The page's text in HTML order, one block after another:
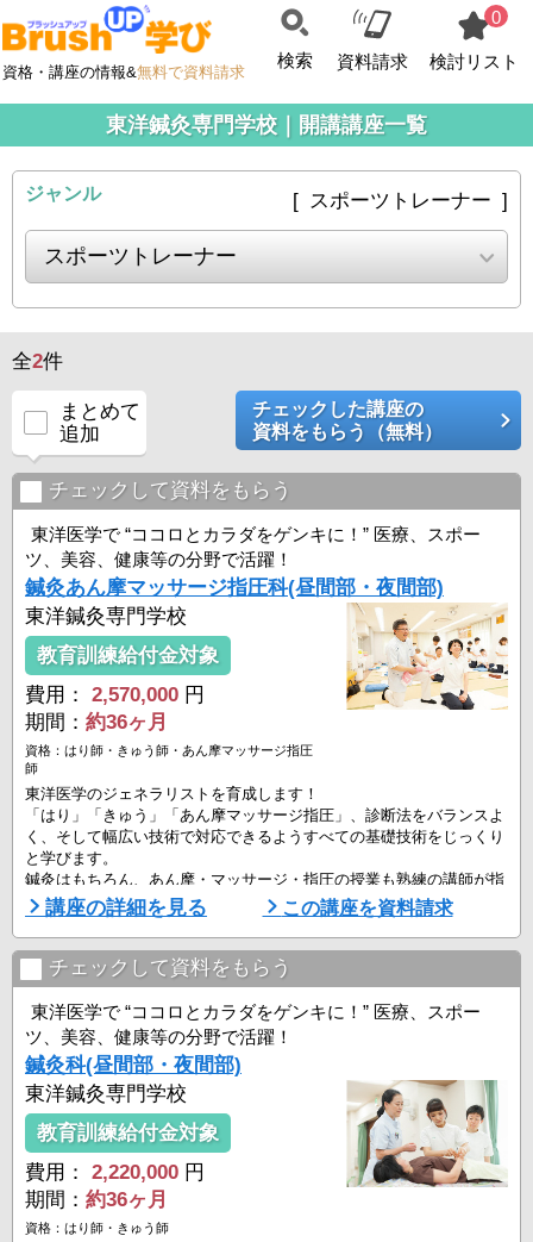
資格・講座の情報&無料で資料請求
検索 資料請求
0
検討リスト
東洋鍼灸専門学校｜開講講座一覧
ジャンル [ スポーツトレーナー ]
全2件
まとめて
追加
チェックした講座の
資料をもらう（無料）
チェックして資料をもらう
東洋医学で “ココロとカラダをゲンキに！” 医療、スポー
ツ、美容、健康等の分野で活躍！
鍼灸あん摩マッサージ指圧科(昼間部・夜間部)
東洋鍼灸専門学校
教育訓練給付金対象
費用：
2,570,000 円
期間： 約36ヶ月
資格：はり師・きゅう師・あん摩マッサージ指圧
師
東洋医学のジェネラリストを育成します！
「はり」「きゅう」「あん摩マッサージ指圧」、診断法をバランスよ
く、そして幅広い技術で対応できるようすべての基礎技術をじっくり
と学びます。
鍼灸はもちろん、あん摩・マッサージ・指圧の授業も熟練の講師が指
導します。
講座の詳細を見る この講座を資料請求
チェックして資料をもらう
東洋医学で “ココロとカラダをゲンキに！” 医療、スポー
ツ、美容、健康等の分野で活躍！
鍼灸科(昼間部・夜間部)
東洋鍼灸専門学校
教育訓練給付金対象
費用：
2,220,000 円
期間： 約36ヶ月
資格：はり師・きゅう師